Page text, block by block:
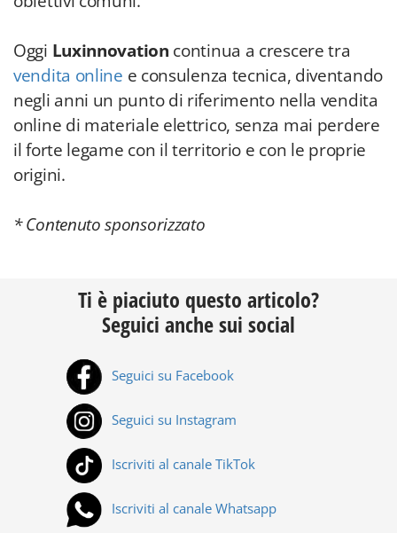
Oggi Luxinnovation continua a crescere tra
vendita online e consulenza tecnica, diventando
negli anni un punto di riferimento nella vendita
online di materiale elettrico, senza mai perdere
il forte legame con il territorio e con le proprie
origini.
* Contenuto sponsorizzato
Ti è piaciuto questo articolo?
Seguici anche sui social
Seguici su Facebook
Seguici su Instagram
Iscriviti al canale TikTok
Iscriviti al canale Whatsapp